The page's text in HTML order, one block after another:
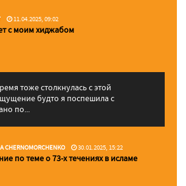
11.04.2025, 09:02
с моим хиджабом
тоже столкнулась с этой
будто я поспешила с
по...
CHERNOMORCHENKO 30.01.2025, 15:22
по теме о 73-х течениях в исламе